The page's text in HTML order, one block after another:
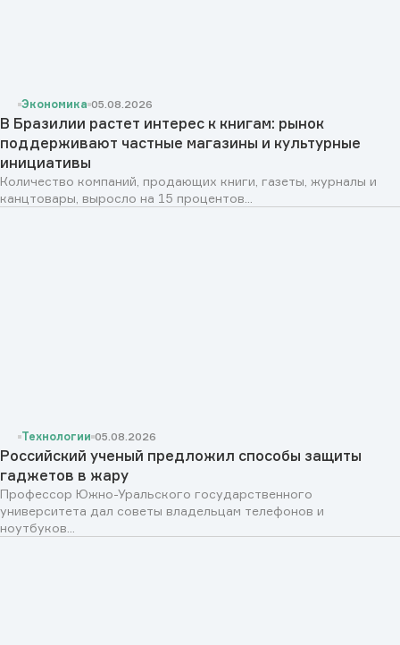
Экономика 05.08.2026
В Бразилии растет интерес к книгам: рынок
поддерживают частные магазины и культурные
инициативы
Количество компаний, продающих книги, газеты, журналы и
канцтовары, выросло на 15 процентов...
Технологии 05.08.2026
Российский ученый предложил способы защиты
гаджетов в жару
Профессор Южно-Уральского государственного
университета дал советы владельцам телефонов и
ноутбуков...